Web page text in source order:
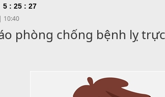
5 : 25 : 29 CHÀO
| 10:40
phòng chống bệnh lỵ